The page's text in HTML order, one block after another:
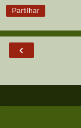
Partilhar
‹